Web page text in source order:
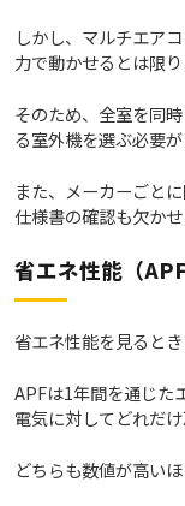
しかし、マルチエア
力で動かせるとは限り
そのため、全室を同
る室外機を選ぶ必要が
また、メーカーごと
仕様書の確認も欠かせ
省エネ性能（
省エネ性能を見ると
APFは1年間を通じた
電気に対してどれだ
どちらも数値が高い